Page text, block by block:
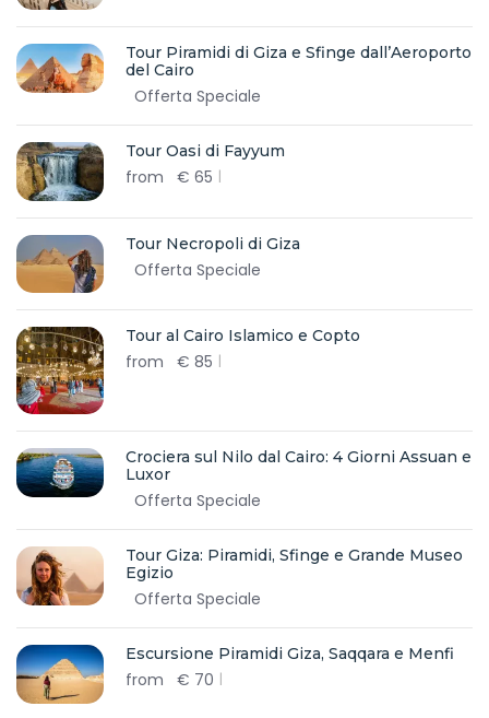
Tour Piramidi di Giza e Sfinge dall’Aeroporto
del Cairo
Offerta Speciale
Tour Oasi di Fayyum
from € 65
Tour Necropoli di Giza
Offerta Speciale
Tour al Cairo Islamico e Copto
from € 85
Crociera sul Nilo dal Cairo: 4 Giorni Assuan e
Luxor
Offerta Speciale
Tour Giza: Piramidi, Sfinge e Grande Museo
Egizio
Offerta Speciale
Escursione Piramidi Giza, Saqqara e Menfi
from € 70